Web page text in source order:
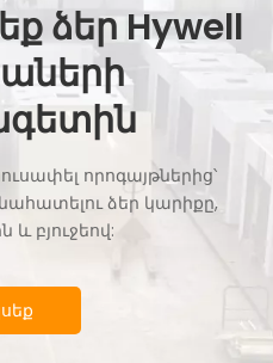
ձեր Hywell
որոգայթներից՝
ձեր կարիքը,
բյուջեով: